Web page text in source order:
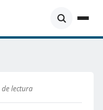
lectura